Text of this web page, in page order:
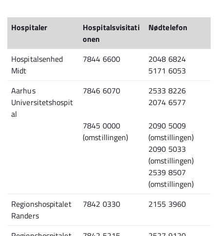
Hospitaler
Hospitalsvisitati
onen
Nødtelefon
Hospitalsenhed
Midt
7844 6600
2048 6824
5171 6053
Aarhus
Universitetshospit
al
7846 6070
7845 0000
(omstillingen)
2533 8226
2074 6577
2090 5009
(omstillingen)
2090 5033
(omstillingen)
2539 8507
(omstillingen)
Regionshospitalet
Randers
7842 0330 2155 3960